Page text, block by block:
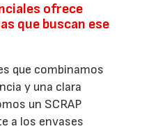
ofrece
que buscan ese
que combinamos
y una clara
un SCRAP
a los envases